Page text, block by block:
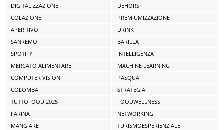
DIGITALIZZAZIONE
DEHORS
COLAZIONE
PREMIUMIZZAZIONE
APERITIVO
DRINK
SANREMO
BARILLA
SPOTIFY
INTELLIGENZA
MERCATO ALIMENTARE
MACHINE LEARNING
COMPUTER VISION
PASQUA
COLOMBA
STRATEGIA
TUTTOFOOD 2025
FOODWELLNESS
FARINA
NETWORKING
MANGIARE
TURISMOESPERIENZIALE